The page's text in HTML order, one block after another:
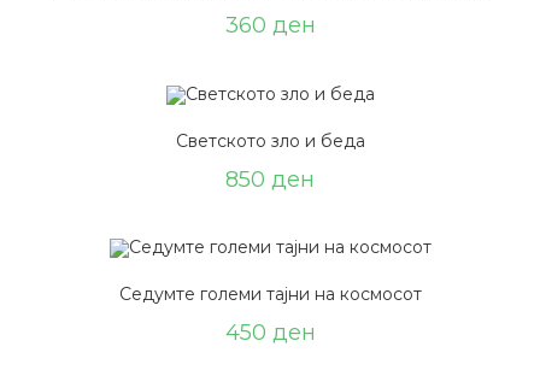
360 ден
Светското зло и беда
850 ден
Седумте големи тајни на космосот
450 ден